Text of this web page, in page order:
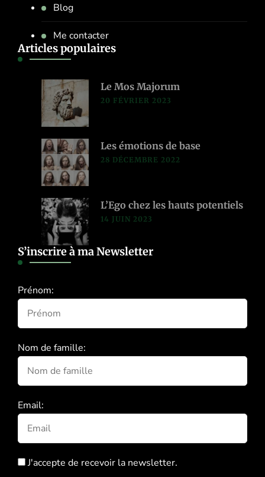
Blog
Me contacter
Articles populaires
Le Mos Majorum
20 FÉVRIER 2023
Les émotions de base
28 DÉCEMBRE 2022
L’Ego chez les hauts potentiels
14 JUIN 2023
S’inscrire à ma Newsletter
Prénom:
Nom de famille:
Email:
J'accepte de recevoir la newsletter.